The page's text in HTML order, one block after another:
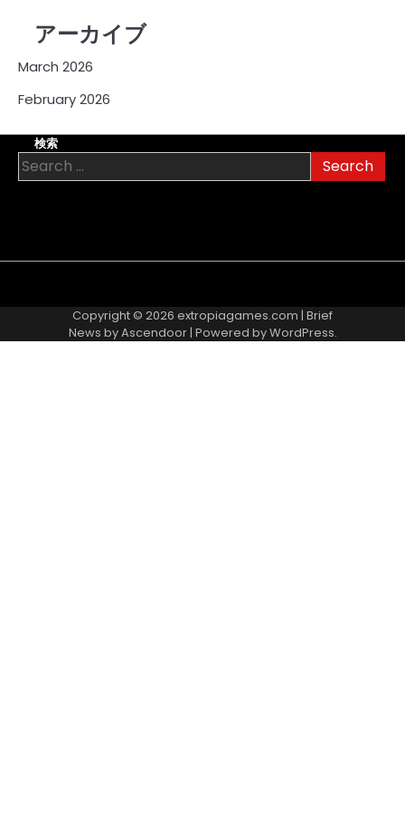
アーカイブ
March 2026
February 2026
検索
Search
for:
Us
Us
Policy
Policy
and
Conditions
Copyright © 2026 extropiagames.com | Brief
News byAscendoor| Powered byWordPress.